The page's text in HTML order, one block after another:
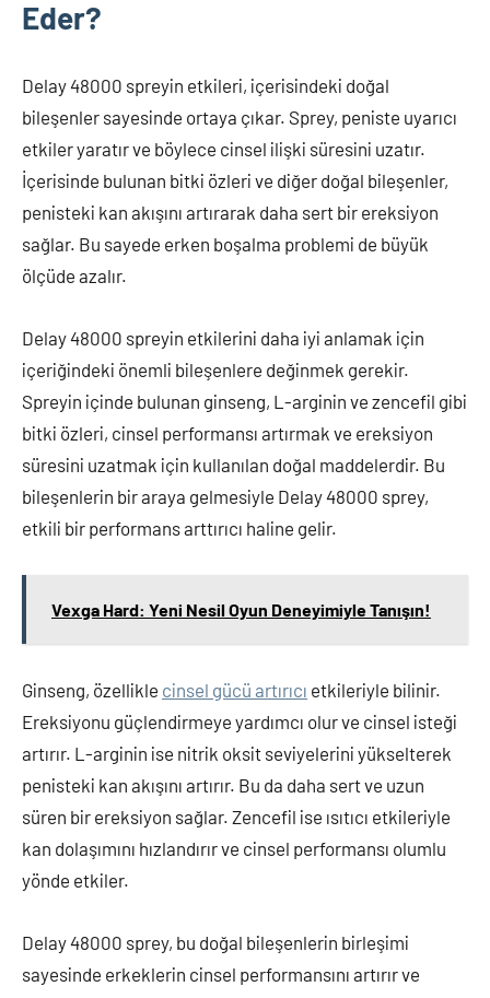
Eder?
Delay 48000 spreyin etkileri, içerisindeki doğal
bileşenler sayesinde ortaya çıkar. Sprey, peniste uyarıcı
etkiler yaratır ve böylece cinsel ilişki süresini uzatır.
İçerisinde bulunan bitki özleri ve diğer doğal bileşenler,
penisteki kan akışını artırarak daha sert bir ereksiyon
sağlar. Bu sayede erken boşalma problemi de büyük
ölçüde azalır.
Delay 48000 spreyin etkilerini daha iyi anlamak için
içeriğindeki önemli bileşenlere değinmek gerekir.
Spreyin içinde bulunan ginseng, L-arginin ve zencefil gibi
bitki özleri, cinsel performansı artırmak ve ereksiyon
süresini uzatmak için kullanılan doğal maddelerdir. Bu
bileşenlerin bir araya gelmesiyle Delay 48000 sprey,
etkili bir performans arttırıcı haline gelir.
Vexga Hard: Yeni Nesil Oyun Deneyimiyle Tanışın!
Ginseng, özellikle cinsel gücü artırıcı etkileriyle bilinir.
Ereksiyonu güçlendirmeye yardımcı olur ve cinsel isteği
artırır. L-arginin ise nitrik oksit seviyelerini yükselterek
penisteki kan akışını artırır. Bu da daha sert ve uzun
süren bir ereksiyon sağlar. Zencefil ise ısıtıcı etkileriyle
kan dolaşımını hızlandırır ve cinsel performansı olumlu
yönde etkiler.
Delay 48000 sprey, bu doğal bileşenlerin birleşimi
sayesinde erkeklerin cinsel performansını artırır ve